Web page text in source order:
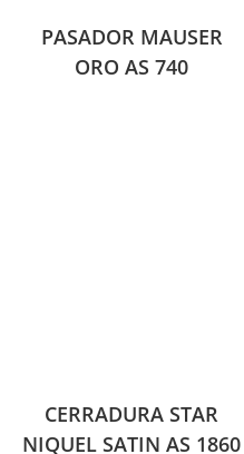
PASADOR MAUSER
ORO AS 740
CERRADURA STAR
NIQUEL SATIN AS 1860